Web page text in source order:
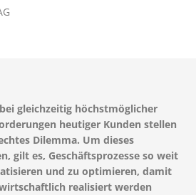
gleichzeitig höchstmöglicher
heutiger Kunden stellen
Dilemma. Um dieses
gilt es, Geschäftsprozesse so weit
und zu optimieren, damit
realisiert werden